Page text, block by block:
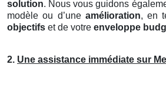
solution. Nous vous guidons
modèle ou d’une amélioration, en
objectifs et de votre enveloppe
2. Une assistance immédiate sur